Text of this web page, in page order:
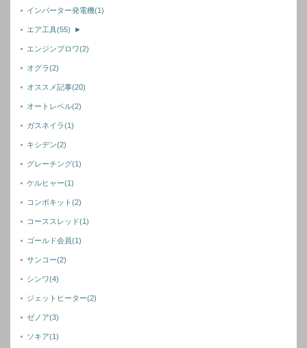
インバーター発電機(1)
エア工具(55) ►
エンジンブロワ(2)
オグラ(2)
オススメ記事(20)
オートレベル(2)
ガスネイラ(1)
キシデン(2)
グレーチング(1)
ケルヒャー(1)
コンボキット(2)
コーススレッド(1)
ゴールド会員(1)
サンコー(2)
シンワ(4)
ジェットヒーター(2)
ゼノア(3)
ソキア(1)